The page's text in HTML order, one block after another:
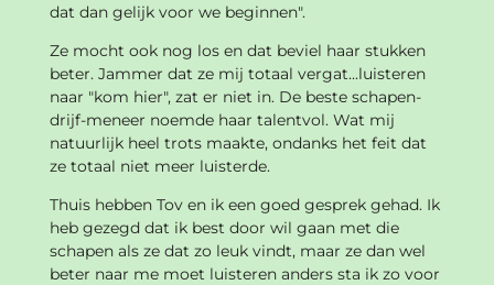
dat dan gelijk voor we beginnen".
Ze mocht ook nog los en dat beviel haar stukken
beter. Jammer dat ze mij totaal vergat...luisteren
naar "kom hier", zat er niet in. De beste schapen-
drijf-meneer noemde haar talentvol. Wat mij
natuurlijk heel trots maakte, ondanks het feit dat
ze totaal niet meer luisterde.
Thuis hebben Tov en ik een goed gesprek gehad. Ik
heb gezegd dat ik best door wil gaan met die
schapen als ze dat zo leuk vindt, maar ze dan wel
beter naar me moet luisteren anders sta ik zo voor